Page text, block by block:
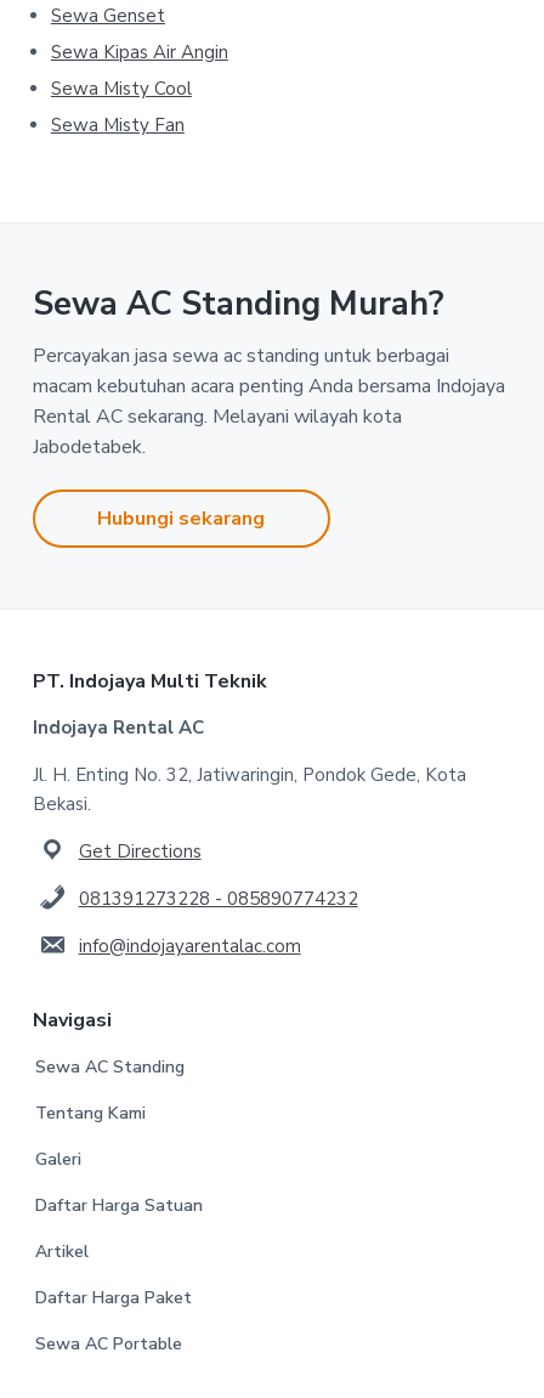
Sewa Genset
Sewa Kipas Air Angin
Sewa Misty Cool
Sewa Misty Fan
Sewa AC Standing Murah?
Percayakan jasa sewa ac standing untuk berbagai
macam kebutuhan acara penting Anda bersama Indojaya
Rental AC sekarang. Melayani wilayah kota
Jabodetabek.
Hubungi sekarang
Footer
PT. Indojaya Multi Teknik
Indojaya Rental AC
Jl. H. Enting No. 32, Jatiwaringin, Pondok Gede, Kota
Bekasi.
Get Directions
081391273228 - 085890774232
info@indojayarentalac.com
Navigasi
Sewa AC Standing
Tentang Kami
Galeri
Daftar Harga Satuan
Artikel
Daftar Harga Paket
Sewa AC Portable